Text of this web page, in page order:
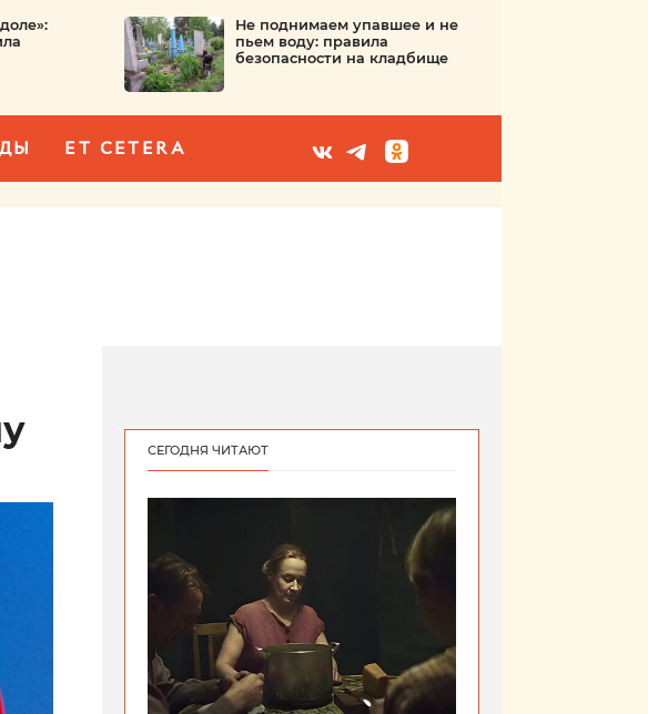
Не поднимаем упавшее и не
пьем воду: правила
безопасности на кладбище
ET CETERA
СЕГОДНЯ ЧИТАЮТ